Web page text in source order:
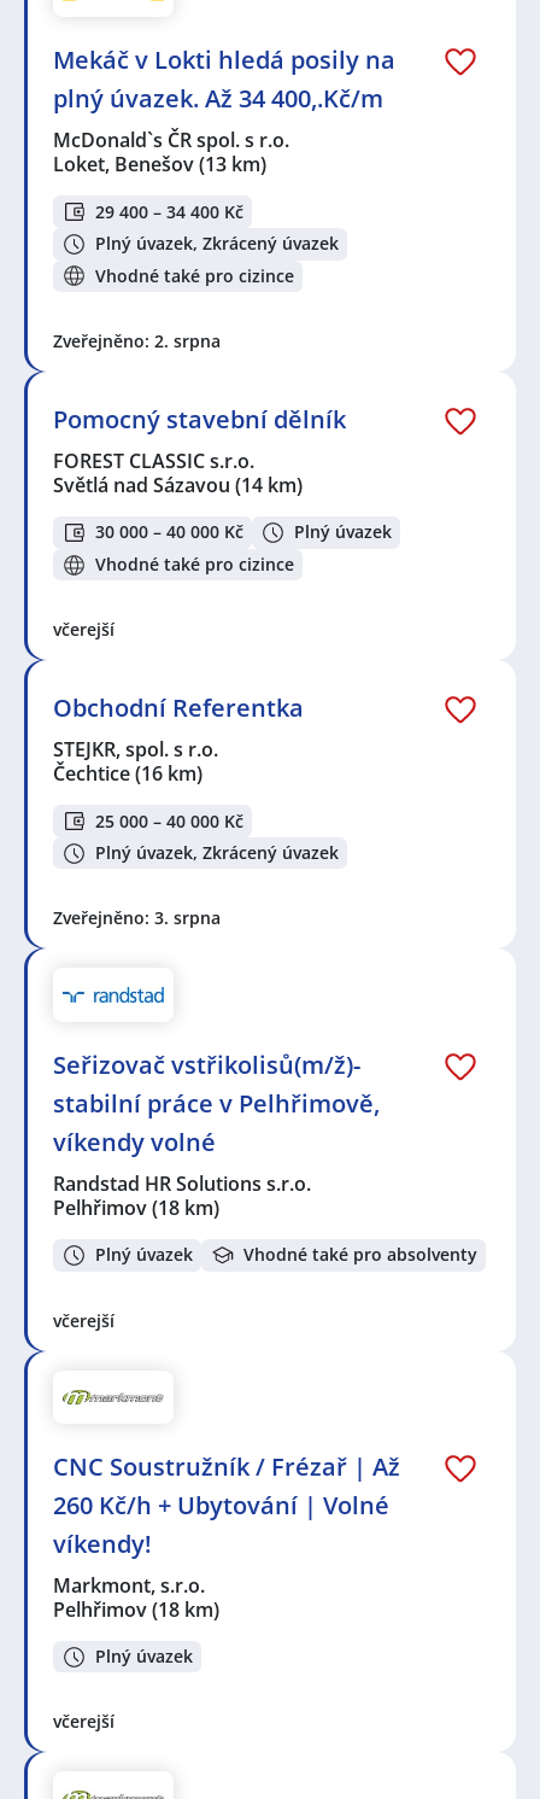
Mekáč v Lokti hledá posily na
plný úvazek. Až 34 400,.Kč/m
McDonald`s ČR spol. s r.o.
Loket, Benešov(13 km)
29 400 – 34 400 Kč
Plný úvazek, Zkrácený úvazek
Vhodné také pro cizince
Zveřejněno: 2. srpna
Pomocný stavební dělník
FOREST CLASSIC s.r.o.
Světlá nad Sázavou (14 km)
30 000 – 40 000 Kč
Plný úvazek
Vhodné také pro cizince
včerejší
Obchodní Referentka
STEJKR, spol. s r.o.
Čechtice(16 km)
25 000 – 40 000 Kč
Plný úvazek, Zkrácený úvazek
Zveřejněno: 3. srpna
Seřizovač vstřikolisů(m/ž)-
stabilní práce v Pelhřimově,
víkendy volné
Randstad HR Solutions s.r.o.
Pelhřimov(18 km)
Plný úvazek Vhodné také pro absolventy
včerejší
CNC Soustružník / Frézař | Až
260 Kč/h + Ubytování | Volné
víkendy!
Markmont, s.r.o.
Pelhřimov(18 km)
Plný úvazek
včerejší